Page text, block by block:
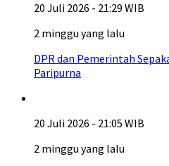
20 Juli 2026 - 21:29 WIB
2 minggu yang lalu
DPR dan Pemerintah
Paripurna
20 Juli 2026 - 21:05 WIB
2 minggu yang lalu